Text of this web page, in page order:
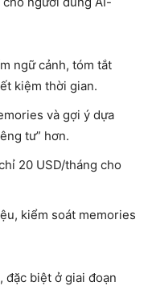
ngữ cảnh, tóm tắt
kiệm thời gian.
và gợi ý dựa
tư” hơn.
20 USD/tháng cho
kiểm soát memories
đặc biệt ở giai đoạn